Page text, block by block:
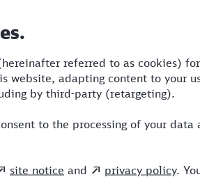
RE,RRB,ICE
2 RE,RRB,ICE